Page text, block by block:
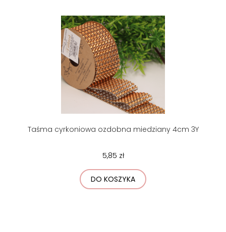
Taśma cyrkoniowa ozdobna miedziany 4cm 3Y
5,85 zł
DO KOSZYKA